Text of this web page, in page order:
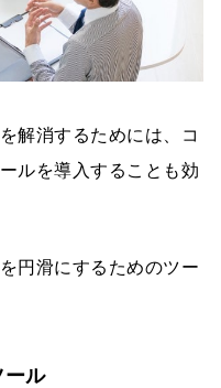
解消するためには、コ
ルを導入することも効
円滑にするためのツー
ール